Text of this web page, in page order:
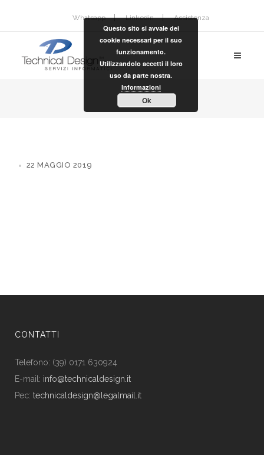
Whatsapp Linkedin Assistenza
22 MAGGIO 2019
CONTATTI
Telefono: (39) 0171 630924
E-mail: info@technicaldesign.it
Pec: technicaldesign@legalmail.it
Questo sito si avvale dei
cookie necessari per il suo
funzionamento.
Utilizzandolo accetti il loro
uso da parte nostra.
Informazioni
Ok